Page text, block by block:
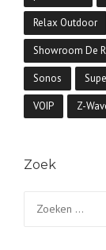
Relax Outdoor
Showroom De
Sonos
VOIP Z-
Zoek
naar: